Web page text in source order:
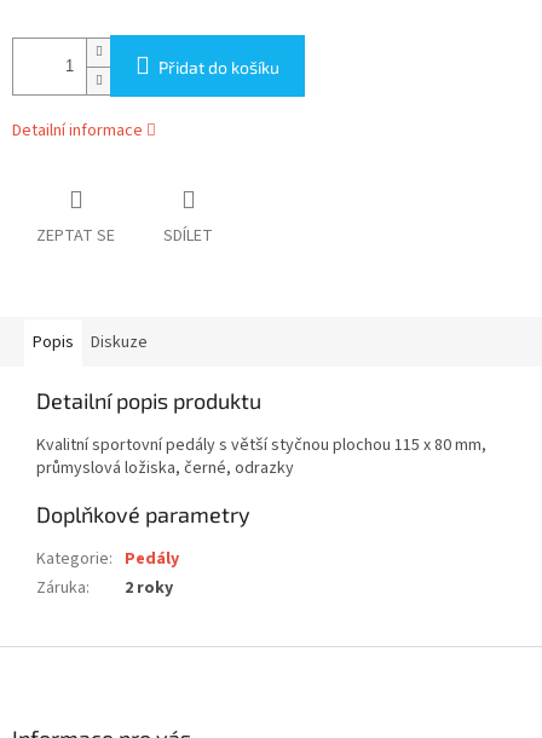
Přidat do košíku
Detailní informace
ZEPTAT SE SDÍLET
Popis Diskuze
Detailní popis produktu
Kvalitní sportovní pedály s větší styčnou plochou 115 x 80 mm,
průmyslová ložiska, černé, odrazky
Doplňkové parametry
Kategorie: Pedály
Záruka: 2 roky